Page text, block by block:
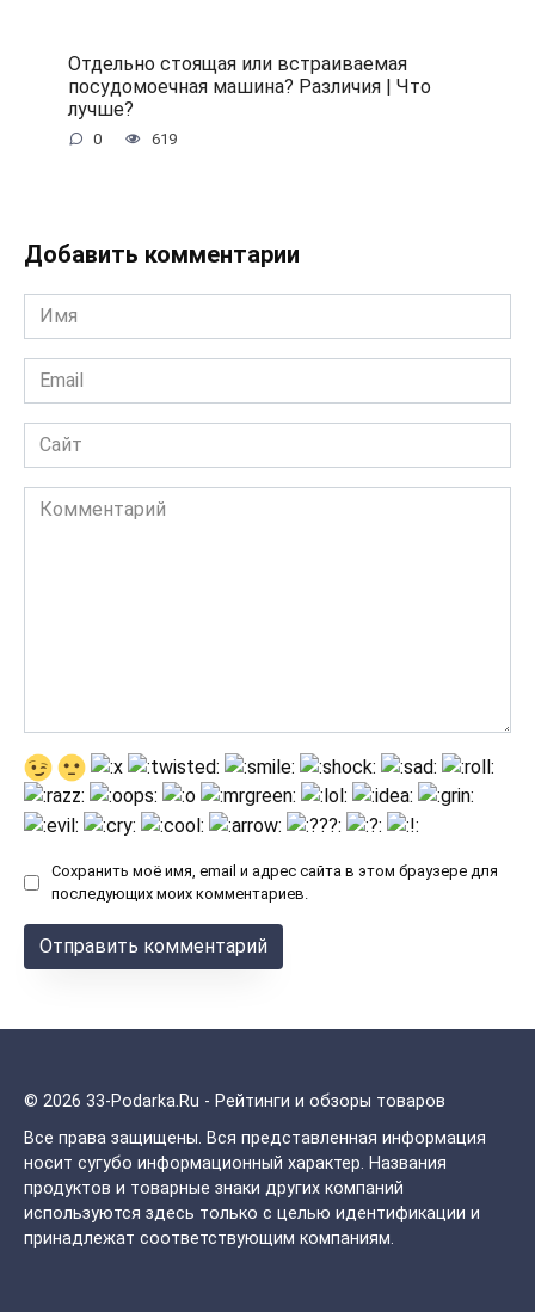
Отдельно стоящая или встраиваемая
посудомоечная машина? Различия | Что
лучше?
0 619
Добавить комментарии
Имя
*
Email
*
Сайт
Комментарий
Сохранить моё имя, email и адрес сайта в этом браузере для
последующих моих комментариев.
© 2026 33-Podarka.Ru - Рейтинги и обзоры товаров
Все права защищены. Вся представленная информация
носит сугубо информационный характер. Названия
продуктов и товарные знаки других компаний
используются здесь только с целью идентификации и
принадлежат соответствующим компаниям.